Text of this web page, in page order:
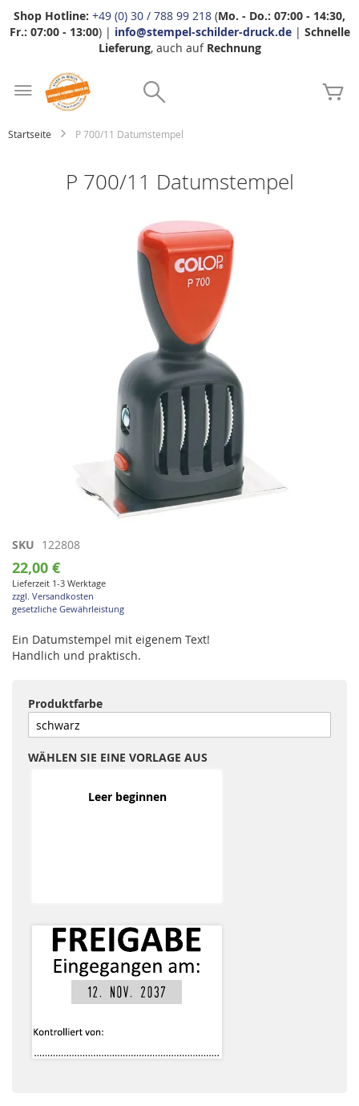
Shop Hotline: +49 (0) 30 / 788 99 218 (Mo. - Do.: 07:00 - 14:30,
Fr.: 07:00 - 13:00) | info@stempel-schilder-druck.de| Schnelle
Lieferung, auch auf Rechnung
Startseite P 700/11 Datumstempel
P 700/11 Datumstempel
Zum
Anfang
der
Bildgalerie
springen
SKU 122808
22,00 €
Lieferzeit 1-3 Werktage
zzgl. Versandkosten
gesetzliche Gewährleistung
Ein Datumstempel mit eigenem Text!
Handlich und praktisch.
Produktfarbe
WÄHLEN SIE EINE VORLAGE AUS
Leer beginnen